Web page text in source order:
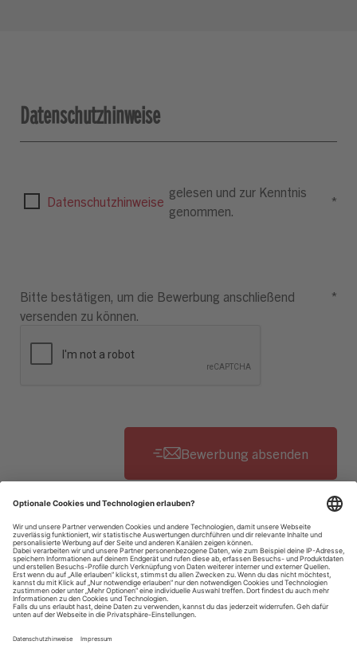
Datenschutzhinweise
Datenschutzhinweise
gelesen und zur Kenntnis
genommen.
*
Bitte bestätigen, um die Bewerbung anschließend
versenden zu können.
*
Datenschutzhinweise
Impressum